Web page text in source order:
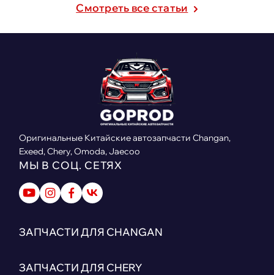
Cмотреть все статьи
Оригинальные Китайские автозапчасти Changan,
Exeed, Chery, Omoda, Jaecoo
МЫ В СОЦ. СЕТЯХ
ЗАПЧАСТИ ДЛЯ CHANGAN
ЗАПЧАСТИ ДЛЯ CHERY